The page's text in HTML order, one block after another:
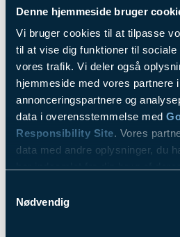
Denne hjemmeside bruger
Vi bruger cookies til at tilpasse
til at vise dig funktioner til
vores trafik. Vi deler også
hjemmeside med vores partnere
annonceringspartnere og
data i overensstemmelse med
Responsibility Site. Vores
data med andre oplysninger, du
Se Cookie & Privatlivspolitik
Nødvendig
VI TILBYDER
- Videokonferencer
- Lydsystemer
- Skærmløsninger
- AV udstyr
- Design &
- Service &
- ESG